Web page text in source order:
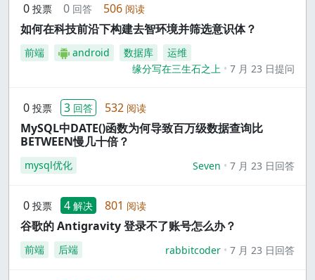
0 投票 0 回答 506 阅读
如何在科技前沿下构建去智环境并筛选意识体？
前端 android 数据库
运维
缘分写在三生石之上
7 月 23 日提问
0 投票 3 回答 532 阅读
MySQL中DATE()函数为何导致百万级数据查询比
BETWEEN慢几十倍？
mysql优化 Seven 7 月 23 日回答
0 投票 4 解决 801 阅读
谷歌的 Antigravity 登录不了账号怎么办？
前端 后端 rabbitcoder 7 月 23 日回答